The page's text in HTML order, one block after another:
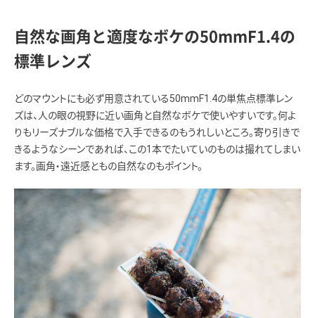
自然な画角と適度なボケの50mmF1.4の
標準レンズ
どのマウントにも必ず用意されている50mmF1.4の単焦点標準レン
ズは、人の眼の視野に近い画角と自然なボケで使いやすいです。何よ
りもリーズナブルな価格で入手できるのもうれしいところ。寄り引きで
きるようなシーンであれば、この1本でたいていのものは撮れてしまい
ます。画角・遠近感ともの自然なのもポイント。